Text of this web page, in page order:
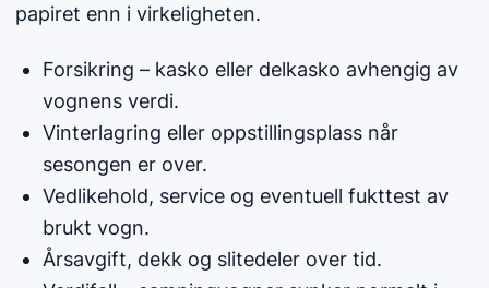
papiret enn i virkeligheten.
Forsikring – kasko eller delkasko avhengig av
vognens verdi.
Vinterlagring eller oppstillingsplass når
sesongen er over.
Vedlikehold, service og eventuell fukttest av
brukt vogn.
Årsavgift, dekk og slitedeler over tid.